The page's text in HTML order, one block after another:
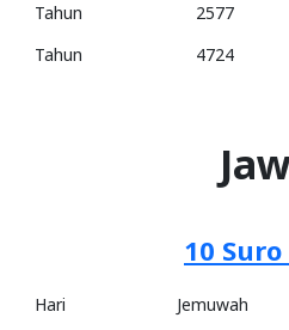
Tahun
2577
Tahun
4724
10 Suro
Hari
Jemuwah